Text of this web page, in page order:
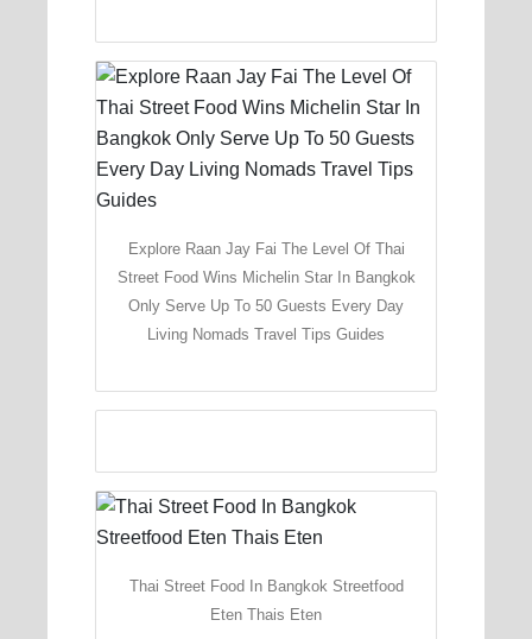
Explore Raan Jay Fai The Level Of Thai
Street Food Wins Michelin Star In Bangkok
Only Serve Up To 50 Guests Every Day
Living Nomads Travel Tips Guides
Thai Street Food In Bangkok Streetfood
Eten Thais Eten